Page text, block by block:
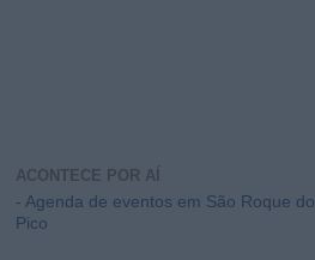
ACONTECE POR AÍ
- Agenda de eventos em São Roque do
Pico